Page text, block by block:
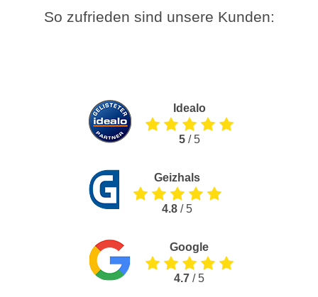
So zufrieden sind unsere Kunden:
Idealo
5/ 5
Geizhals
4.8 / 5
Google
4.7 / 5